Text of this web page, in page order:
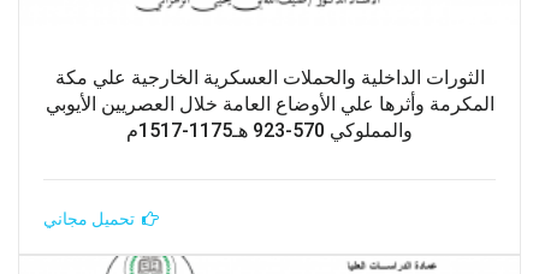
الثورات الداخلية والحملات العسكرية الخارجية علي مكة
المكرمة وأثرها علي الأوضاع العامة خلال العصريين الأيوبي
والمملوكي 570-923 هـ1175-1517م
تحميل مجاني